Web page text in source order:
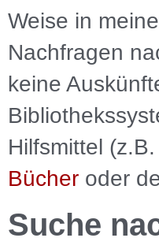
Weise in
Nachfragen
keine
Hilfsmittel
Bücher oder
Suche